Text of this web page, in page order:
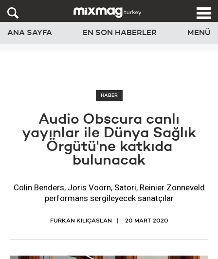
ANA SAYFA EN SON HABERLER MENÜ
HABER
Audio Obscura canlı
yayınlar ile Dünya Sağlık
Örgütü'ne katkıda
bulunacak
Colin Benders, Joris Voorn, Satori, Reinier Zonneveld
performans sergileyecek sanatçılar
FURKAN KILIÇASLAN 20 MART 2020